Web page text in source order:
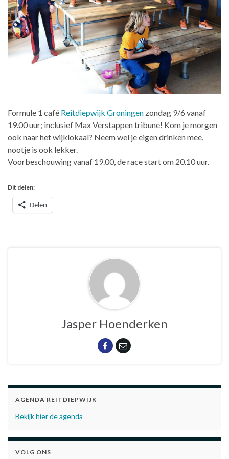
Formule 1 café Reitdiepwijk Groningen zondag 9/6 vanaf
19.00 uur; inclusief Max Verstappen tribune! Kom je morgen
ook naar het wijklokaal? Neem wel je eigen drinken mee,
nootje is ook lekker.
Voorbeschouwing vanaf 19.00, de race start om 20.10 uur.
Dit delen:
Delen
Jasper Hoenderken
AGENDA REITDIEPWIJK
Bekijk hier de agenda
VOLG ONS